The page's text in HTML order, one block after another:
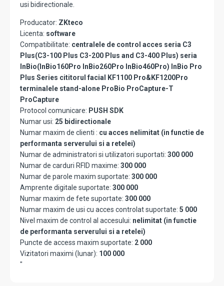
usi bidirectionale.
Producator: ZKteco
Licenta: software
Compatibilitate: centralele de control acces seria C3
Plus(C3-100 Plus C3-200 Plus and C3-400 Plus) seria
InBio(InBio160Pro InBio260Pro InBio460Pro) InBio Pro
Plus Series cititorul facial KF1100 Pro&KF1200Pro
terminalele stand-alone ProBio ProCapture-T
ProCapture
Protocol comunicare: PUSH SDK
Numar usi: 25 bidirectionale
Numar maxim de clienti : cu acces nelimitat (in functie de
performanta serverului si a retelei)
Numar de administratori si utilizatori suportati: 300 000
Numar de carduri RFID maxime: 300 000
Numar de parole maxim suportate: 300 000
Amprente digitale suportate: 300 000
Numar maxim de fete suportate: 300 000
Numar maxim de usi cu acces controlat suportate: 5 000
Nivel maxim de control al accesului: nelimitat (in functie
de performanta serverului si a retelei)
Puncte de access maxim suportate: 2 000
Vizitatori maximi (lunar): 100 000
"